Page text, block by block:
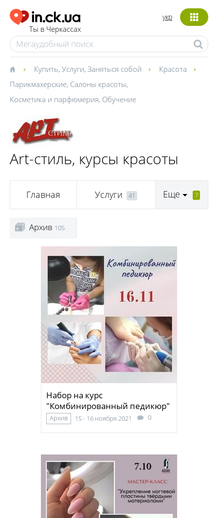
Ты в Черкассах
укр
Купить, Услуги, Заняться собой
Красота
Парикмахерские, Салоны красоты,
Косметика и парфюмерия, Обучение
Art-стиль, курсы красоты
Главная Услуги 41 Еще 7
Архив 105
Набор на курс
"Комбинированный педикюр"
Архив 15 - 16 ноября 2021 0